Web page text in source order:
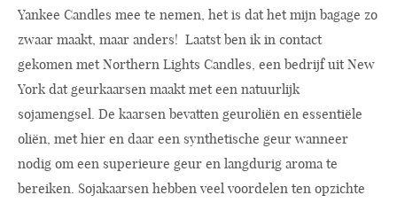
Yankee Candles mee te nemen, het is dat het mijn bagage zo
zwaar maakt, maar anders! Laatst ben ik in contact
gekomen met Northern Lights Candles, een bedrijf uit New
York dat geurkaarsen maakt met een natuurlijk
sojamengsel. De kaarsen bevatten geuroliën en essentiële
oliën, met hier en daar een synthetische geur wanneer
nodig om een superieure geur en langdurig aroma te
bereiken. Sojakaarsen hebben veel voordelen ten opzichte